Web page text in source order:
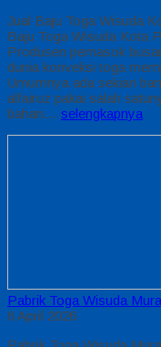
Jual Baju Toga Wisuda
Baju Toga Wisuda Kota
Produsen pemasok
dunia konveksi toga
Umumnya ada sekian
alfairuz pakai salah
bahan… selengkapnya
Pabrik Toga Wisuda
6 April 2026